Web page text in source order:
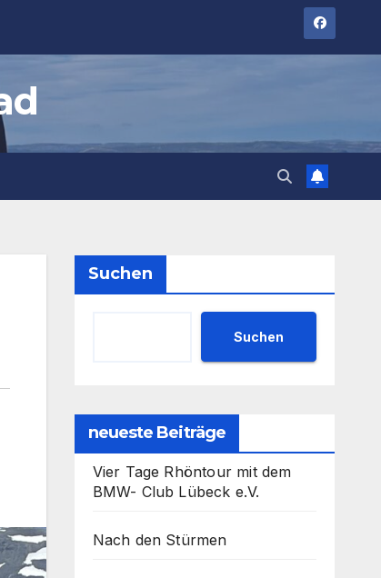
Suchen
Suchen
neueste Beiträge
Vier Tage Rhöntour mit dem
BMW- Club Lübeck e.V.
Nach den Stürmen